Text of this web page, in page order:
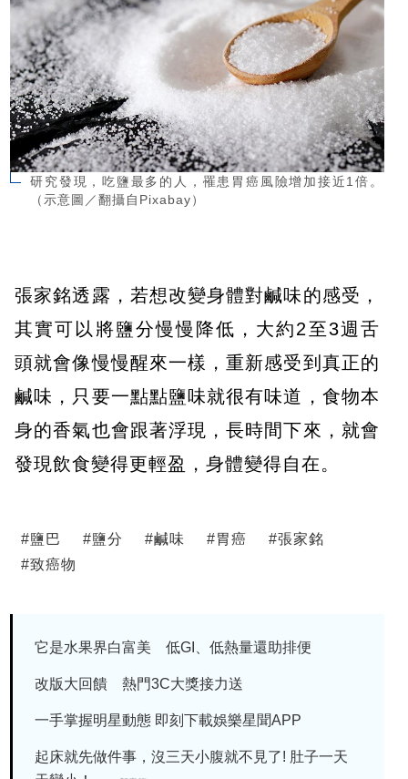
研究發現，吃鹽最多的人，罹患胃癌風險增加接近1倍。
（示意圖／翻攝自Pixabay）
張家銘透露，若想改變身體對鹹味的感受，
其實可以將鹽分慢慢降低，大約2至3週舌
頭就會像慢慢醒來一樣，重新感受到真正的
鹹味，只要一點點鹽味就很有味道，食物本
身的香氣也會跟著浮現，長時間下來，就會
發現飲食變得更輕盈，身體變得自在。
#鹽巴 #鹽分 #鹹味 #胃癌 #張家銘
#致癌物
它是水果界白富美 低GI、低熱量還助排便
改版大回饋 熱門3C大獎接力送
一手掌握明星動態 即刻下載娛樂星聞APP
起床就先做件事，沒三天小腹就不見了! 肚子一天